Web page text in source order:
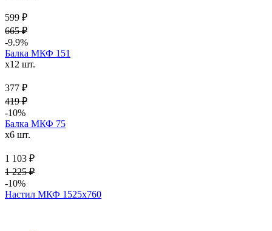
599 ₽
665 ₽
-9.9%
Балка МКФ 151
x12 шт.
377 ₽
419 ₽
-10%
Балка МКФ 75
x6 шт.
1 103 ₽
1 225 ₽
-10%
Настил МКФ 1525х760